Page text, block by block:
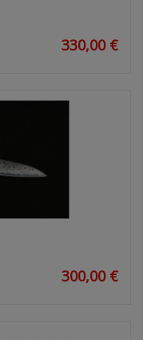
330,00 €
300,00 €